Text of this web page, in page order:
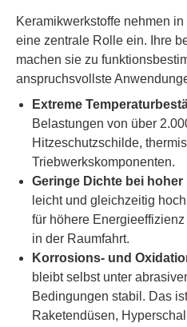
Keramikwerkstoffe nehmen
eine zentrale Rolle ein. Ihre
machen sie zu
anspruchsvollste
Extreme
Belastungen von über
Hitzeschutzschilde,
Triebwerkskomponenten.
Geringe Dichte bei hoher
leicht und gleichzeitig
für höhere
in der Raumfahrt.
Korrosions- und
bleibt selbst unter
Bedingungen stabil. Das
Raketendüsen,